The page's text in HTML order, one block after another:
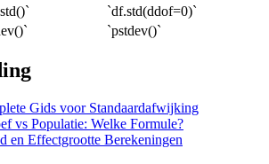
`df.std(ddof=0)`
`pstdev()`
Gids voor Standaardafwijking
vs Populatie: Welke Formule?
en Effectgrootte Berekeningen